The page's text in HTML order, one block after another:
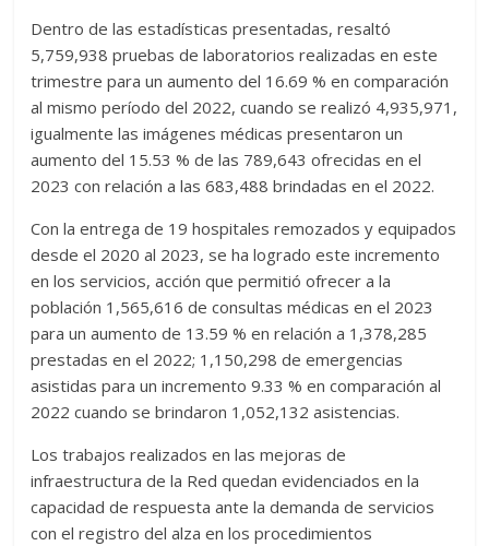
Dentro de las estadísticas presentadas, resaltó
5,759,938 pruebas de laboratorios realizadas en este
trimestre para un aumento del 16.69 % en comparación
al mismo período del 2022, cuando se realizó 4,935,971,
igualmente las imágenes médicas presentaron un
aumento del 15.53 % de las 789,643 ofrecidas en el
2023 con relación a las 683,488 brindadas en el 2022.
Con la entrega de 19 hospitales remozados y equipados
desde el 2020 al 2023, se ha logrado este incremento
en los servicios, acción que permitió ofrecer a la
población 1,565,616 de consultas médicas en el 2023
para un aumento de 13.59 % en relación a 1,378,285
prestadas en el 2022; 1,150,298 de emergencias
asistidas para un incremento 9.33 % en comparación al
2022 cuando se brindaron 1,052,132 asistencias.
Los trabajos realizados en las mejoras de
infraestructura de la Red quedan evidenciados en la
capacidad de respuesta ante la demanda de servicios
con el registro del alza en los procedimientos